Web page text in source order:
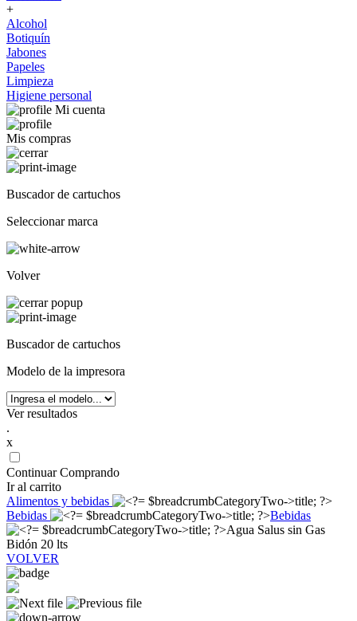
+
Alcohol
Botiquín
Jabones
Papeles
Limpieza
Higiene personal
Mi cuenta
Mis compras
Buscador de cartuchos
Seleccionar marca
Volver
Buscador de cartuchos
Modelo de la impresora
Ver resultados
.
x
Continuar Comprando
Ir al carrito
Alimentos y bebidas
Bebidas
Bebidas
Agua Salus sin Gas
Bidón 20 lts
VOLVER